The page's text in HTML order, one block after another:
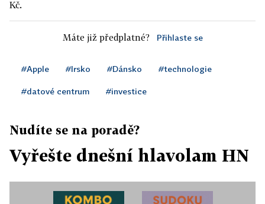
Kč.
Máte již předplatné? Přihlaste se
#Apple #Irsko #Dánsko #technologie
#datové centrum #investice
Nudíte se na poradě?
Vyřešte dnešní hlavolam HN